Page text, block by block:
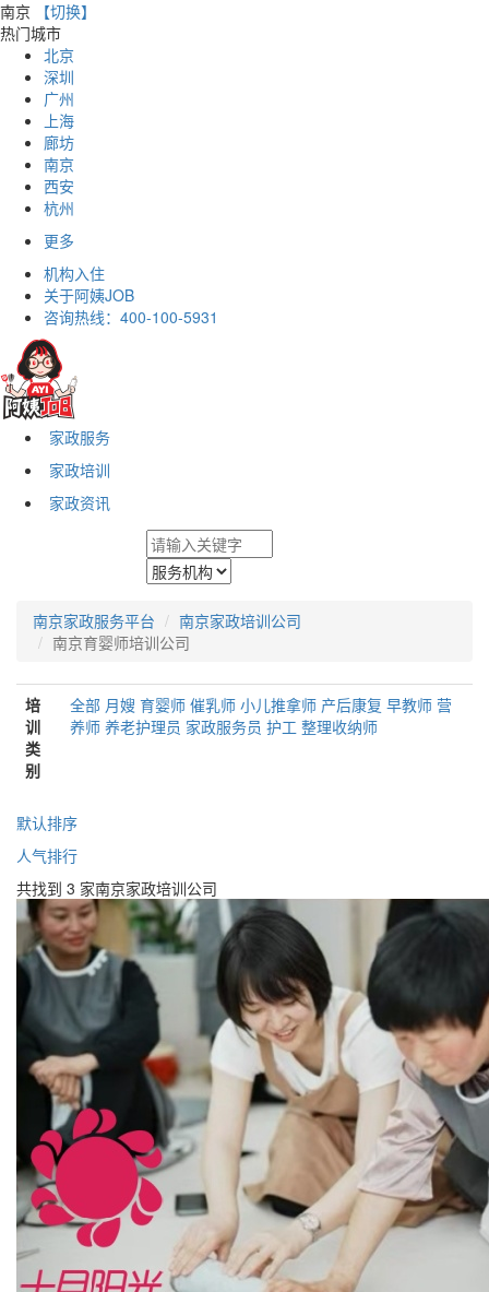
南京
【切换】
热门城市
北京
深圳
广州
上海
廊坊
南京
西安
杭州
更多
机构入住
关于阿姨JOB
咨询热线： 400-100-5931
家政服务
家政培训
家政资讯
南京家政服务平台
南京家政培训公司
南京育婴师培训公司
培
训
类
别
全部 月嫂 育婴师 催乳师 小儿推拿师 产后康复 早教师 营
养师 养老护理员 家政服务员 护工 整理收纳师
默认排序
人气排行
共找到 3 家南京家政培训公司